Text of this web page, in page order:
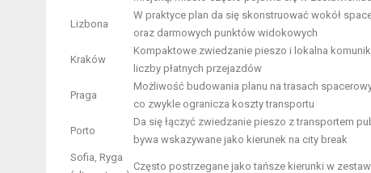
Lizbona
W praktyce plan da się skonstruować wokół
oraz darmowych punktów widokowych
Kraków
Kompaktowe zwiedzanie pieszo i lokalna
liczby płatnych przejazdów
Praga
Możliwość budowania planu na trasach
co zwykle ogranicza koszty transportu
Porto
Da się łączyć zwiedzanie pieszo z transportem
bywa wskazywane jako kierunek na city break
Sofia, Ryga
Często postrzegane jako tańsze kierunki w